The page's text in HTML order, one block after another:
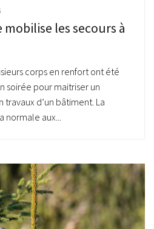
les secours à
corps en renfort ont été
soirée pour maitriser un
d’un bâtiment. La
normale aux...